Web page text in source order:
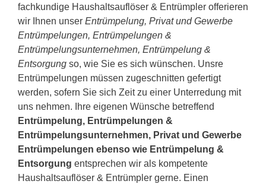
fachkundige Haushaltsauflöser & Entrümpler offerieren
wir Ihnen unser Entrümpelung, Privat und Gewerbe
Entrümpelungen, Entrümpelungen &
Entrümpelungsunternehmen, Entrümpelung &
Entsorgung so, wie Sie es sich wünschen. Unsre
Entrümpelungen müssen zugeschnitten gefertigt
werden, sofern Sie sich Zeit zu einer Unterredung mit
uns nehmen. Ihre eigenen Wünsche betreffend
Entrümpelung, Entrümpelungen &
Entrümpelungsunternehmen, Privat und Gewerbe
Entrümpelungen ebenso wie Entrümpelung &
Entsorgung entsprechen wir als kompetente
Haushaltsauflöser & Entrümpler gerne. Einen